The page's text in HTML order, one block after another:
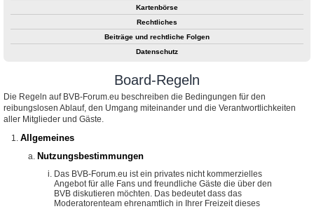
Kartenbörse
Rechtliches
Beiträge und rechtliche Folgen
Datenschutz
Board-Regeln
Die Regeln auf BVB-Forum.eu beschreiben die Bedingungen für den
reibungslosen Ablauf, den Umgang miteinander und die Verantwortlichkeiten
aller Mitglieder und Gäste.
Allgemeines
Nutzungsbestimmungen
Das BVB-Forum.eu ist ein privates nicht kommerzielles
Angebot für alle Fans und freundliche Gäste die über den
BVB diskutieren möchten. Das bedeutet dass das
Moderatorenteam ehrenamtlich in Ihrer Freizeit dieses